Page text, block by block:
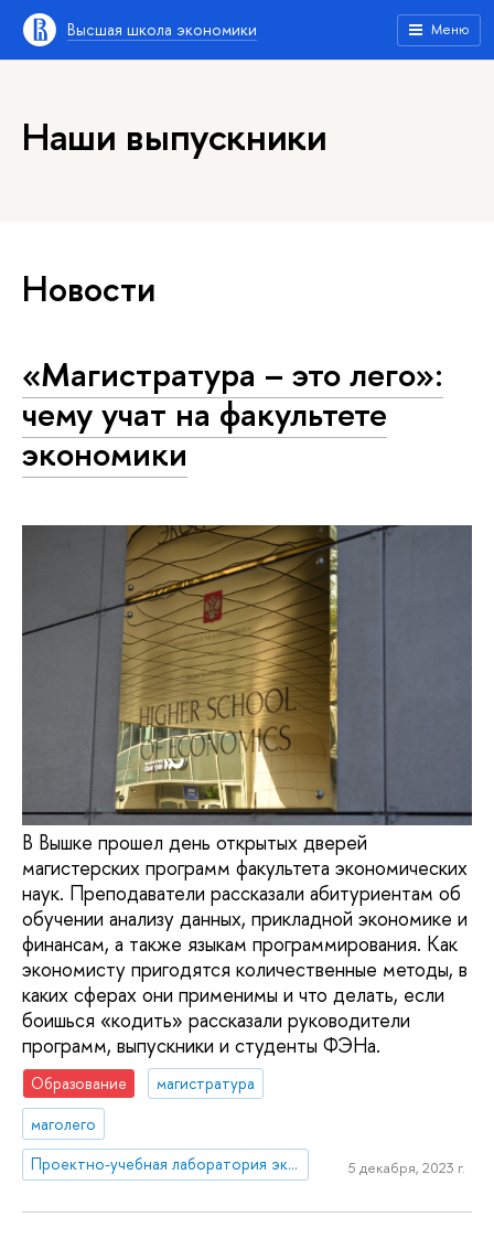
Высшая школа экономики Меню
Наши выпускники
Новости
«Магистратура – это лего»:
чему учат на факультете
экономики
В Вышке прошел день открытых дверей
магистерских программ факультета экономических
наук. Преподаватели рассказали абитуриентам об
обучении анализу данных, прикладной экономике и
финансам, а также языкам программирования. Как
экономисту пригодятся количественные методы, в
каких сферах они применимы и что делать, если
боишься «кодить» рассказали руководители
программ, выпускники и студенты ФЭНа.
Образование
магистратура
маголего
Проектно-учебная лаборатория экономической журналистики
5 декабря, 2023 г.